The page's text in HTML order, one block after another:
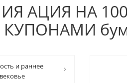
АЦИЯ НА 1000
КУПОНАМИ
и раннее